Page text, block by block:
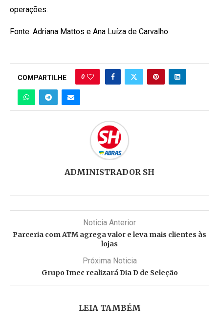
operações.
Fonte: Adriana Mattos e Ana Luíza de Carvalho
COMPARTILHE 0
ADMINISTRADOR SH
Noticia Anterior
Parceria com ATM agrega valor e leva mais clientes às
lojas
Próxima Noticia
Grupo Imec realizará Dia D de Seleção
LEIA TAMBÉM